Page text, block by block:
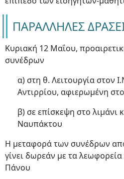
ΠΑΡΑΛΛΗΛΕΣ
Κυριακή 12 Μαΐου,
συνέδρων
α) στη θ. Λειτουργία στον
Αντιρρίου, αφιερωμένη
β) σε επίσκεψη στο λιμάνι
Ναυπάκτου
Η μεταφορά των συνέδρων
γίνει δωρεάν με τα
Πάνου